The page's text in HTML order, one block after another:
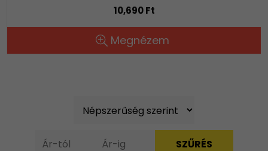
10,690 Ft
Megnézem